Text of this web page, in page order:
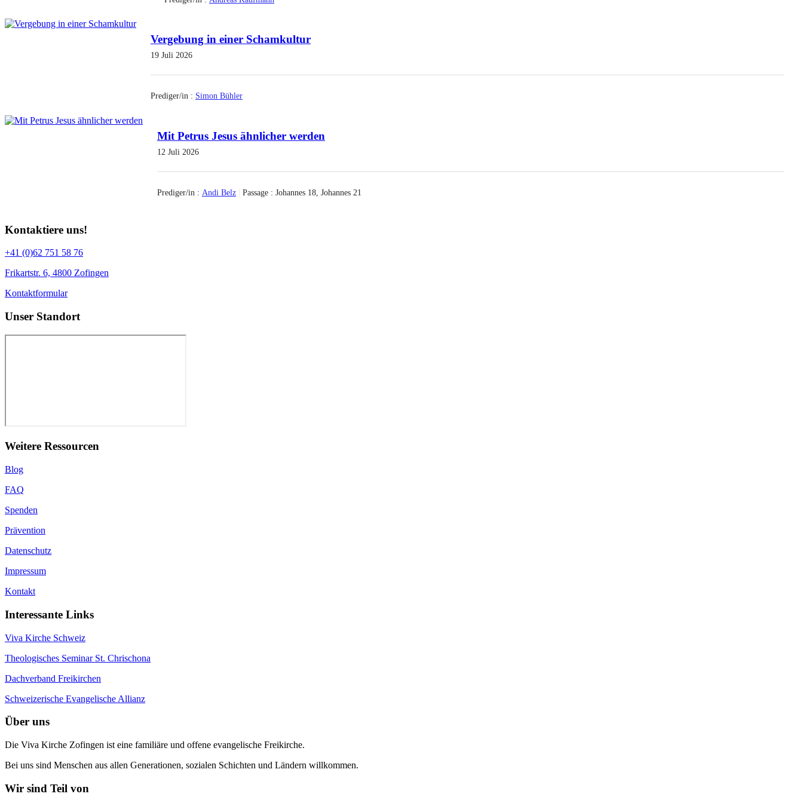
Vergebung in einer Schamkultur
19 Juli 2026
Prediger/in : Simon Bühler
Mit Petrus Jesus ähnlicher werden
12 Juli 2026
Prediger/in : Andi Belz Passage : Johannes 18, Johannes 21
Kontaktiere uns!
+41 (0)62 751 58 76
Frikartstr. 6, 4800 Zofingen
Kontaktformular
Unser Standort
Weitere Ressourcen
Blog
FAQ
Spenden
Prävention
Datenschutz
Impressum
Kontakt
Interessante Links
Viva Kirche Schweiz
Theologisches Seminar St. Chrischona
Dachverband Freikirchen
Schweizerische Evangelische Allianz
Über uns
Die Viva Kirche Zofingen ist eine familiäre und offene evangelische Freikirche.
Bei uns sind Menschen aus allen Generationen, sozialen Schichten und Ländern willkommen.
Wir sind Teil von